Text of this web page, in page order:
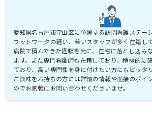
愛知県名古屋市守山区に位置する訪問看護ステーシ
フットワークの軽い、若いスタッフが多く在籍し
病院で積んできた経験を元に、在宅に落とし込み
ます。また専門看護師も在籍しており、積極的に
ており、高い専門性を身に付けたい方にもピッタ
ご興味をお持ちの方には詳細の情報や面接のポイ
のでお気軽にお問い合わせくださいませ。